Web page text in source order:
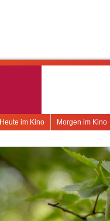
Morgen im Kino
Heute im Kino